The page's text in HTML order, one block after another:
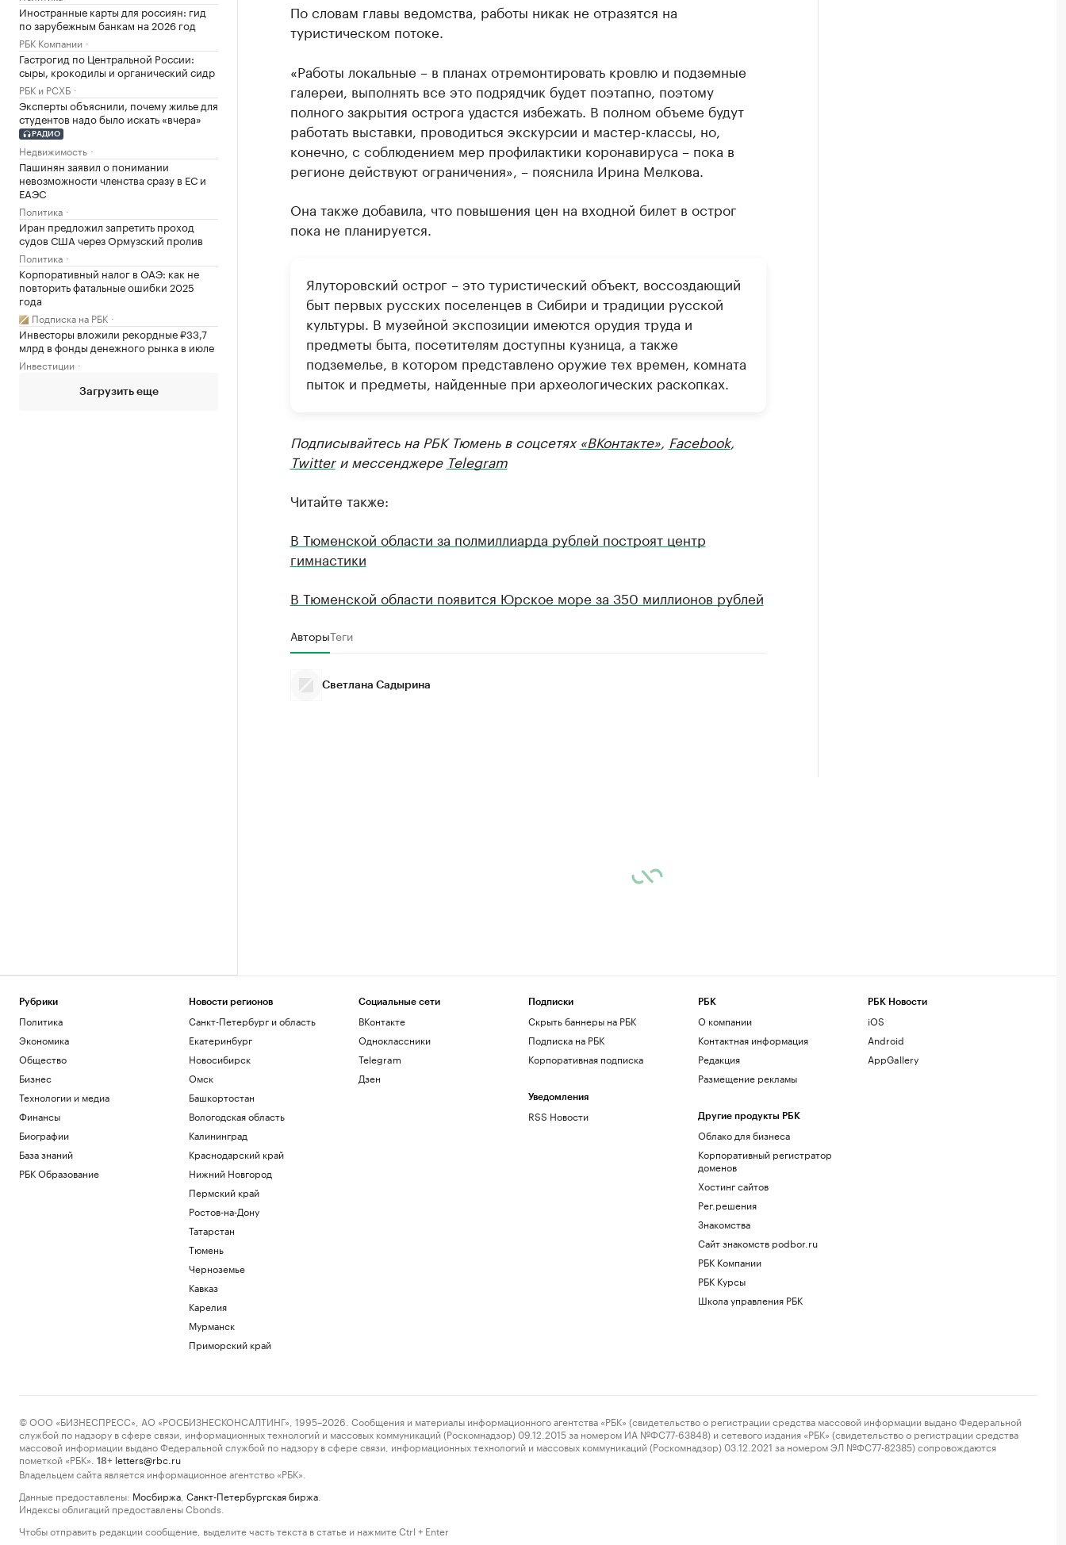
Иностранные карты для россиян: гид
по зарубежным банкам на 2026 год
РБК Компании
Гастрогид по Центральной России:
сыры, крокодилы и органический сидр
РБК и РСХБ
Эксперты объяснили, почему жилье для
студентов надо было искать «вчера»
РАДИО
Недвижимость
Пашинян заявил о понимании
невозможности членства сразу в ЕС и
ЕАЭС
Политика
Иран предложил запретить проход
судов США через Ормузский пролив
Политика
Корпоративный налог в ОАЭ: как не
повторить фатальные ошибки 2025
года
Подписка на РБК
Инвесторы вложили рекордные ₽33,7
млрд в фонды денежного рынка в июле
Инвестиции
Загрузить еще
По словам главы ведомства, работы никак не отразятся на
туристическом потоке.
«Работы локальные – в планах отремонтировать кровлю и подземные
галереи, выполнять все это подрядчик будет поэтапно, поэтому
полного закрытия острога удастся избежать. В полном объеме будут
работать выставки, проводиться экскурсии и мастер-классы, но,
конечно, с соблюдением мер профилактики коронавируса – пока в
регионе действуют ограничения», – пояснила Ирина Мелкова.
Она также добавила, что повышения цен на входной билет в острог
пока не планируется.
Ялуторовский острог – это туристический объект, воссоздающий
быт первых русских поселенцев в Сибири и традиции русской
культуры. В музейной экспозиции имеются орудия труда и
предметы быта, посетителям доступны кузница, а также
подземелье, в котором представлено оружие тех времен, комната
пыток и предметы, найденные при археологических раскопках.
Подписывайтесь на РБК Тюмень в соцсетях«ВКонтакте», Facebook,
Twitterи мессенджере Telegram
Читайте также:
В Тюменской области за полмиллиарда рублей построят центр
гимнастики
В Тюменской области появится Юрское море за 350 миллионов рублей
АвторыТеги
Светлана Садырина
Рубрики
Политика
Экономика
Общество
Бизнес
Технологии и медиа
Финансы
Биографии
База знаний
РБК Образование
Новости регионов
Санкт-Петербург и область
Екатеринбург
Новосибирск
Омск
Башкортостан
Вологодская область
Калининград
Краснодарский край
Нижний Новгород
Пермский край
Ростов-на-Дону
Татарстан
Тюмень
Черноземье
Кавказ
Карелия
Мурманск
Приморский край
Социальные сети
ВКонтакте
Одноклассники
Telegram
Дзен
Подписки
Скрыть баннеры на РБК
Подписка на РБК
Корпоративная подписка
Уведомления
RSS Новости
РБК
О компании
Контактная информация
Редакция
Размещение рекламы
Другие продукты РБК
Облако для бизнеса
Корпоративный регистратор
доменов
Хостинг сайтов
Рег.решения
Знакомства
Сайт знакомств podbor.ru
РБК Компании
РБК Курсы
Школа управления РБК
РБК Новости
iOS
Android
AppGallery
© ООО «БИЗНЕСПРЕСС», АО «РОСБИЗНЕСКОНСАЛТИНГ», 1995–2026. Сообщения и материалы информационного агентства «РБК» (свидетельство о регистрации средства массовой информации выдано Федеральной
службой по надзору в сфере связи, информационных технологий и массовых коммуникаций (Роскомнадзор) 09.12.2015 за номером ИА №ФС77-63848) и сетевого издания «РБК» (свидетельство о регистрации средства
массовой информации выдано Федеральной службой по надзору в сфере связи, информационных технологий и массовых коммуникаций (Роскомнадзор) 03.12.2021 за номером ЭЛ №ФС77-82385) сопровождаются
пометкой «РБК».
18+ letters@rbc.ru
Владельцем сайта является информационное агентство «РБК».
Данные предоставлены: Мосбиржа Санкт-Петербургская биржа
Индексы облигаций предоставлены Cbonds.
Чтобы отправить редакции сообщение, выделите часть текста в статье и нажмите Ctrl + Enter